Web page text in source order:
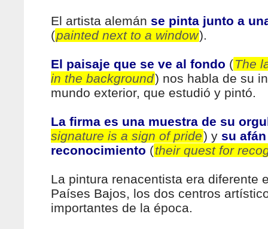
El artista alemán se pinta junto a
(painted next to a window).
El paisaje que se ve al fondo (The
in the background) nos habla de su
mundo exterior, que estudió y pintó.
La firma es una muestra de su
signature is a sign of pride) y su
reconocimiento (their quest for
La pintura renacentista era diferente
Países Bajos, los dos centros
importantes de la época.